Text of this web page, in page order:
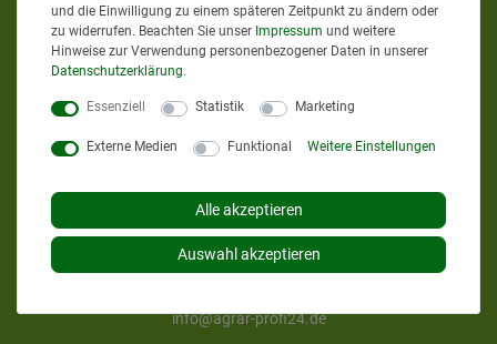
AGRAR-PROFI24.DE
Sie erreichen uns
Mo. - Do. von 13 bis 17 Uhr
Fr. von 8 bis 13 Uhr
info@agrar-profi24.de
und die Einwilligung zu einem späteren Zeitpunkt zu ändern oder
zu widerrufen. Beachten Sie unser Impressum und weitere
Hinweise zur Verwendung personenbezogener Daten in unserer
Daten­schutz­erklärung.
Essenziell Statistik Marketing
Externe Medien Funktional Weitere Einstellungen
Alle akzeptieren
Auswahl akzeptieren